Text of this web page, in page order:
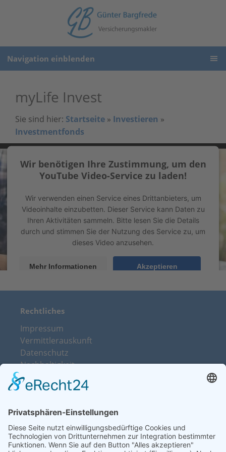
Navigation einblenden
myLife Invest
Sie sind hier: Startseite » Investieren »
Investmentfonds
Wir benötigen Ihre Zustimmung, um den
YouTube Video-Service zu laden!
Wir verwenden einen Service eines Drittanbieters, um
Videoinhalte einzubetten. Dieser Service kann Daten zu
Ihren Aktivitäten sammeln. Bitte lesen Sie die Details
durch und stimmen Sie der Nutzung des Service zu, um
dieses Video anzusehen.
Mehr Informationen Akzeptieren
Rechtliches
Impressum
Vermittlerauskunft
Datenschutz
Nachhaltigkeit
Beschwerdemanagement
Vertrag widerrufen
Über uns
Kontakt
Sitemap